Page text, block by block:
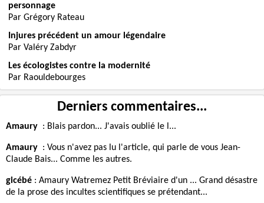
personnage
Par Grégory Rateau
Injures précédent un amour légendaire
Par Valéry Zabdyr
Les écologistes contre la modernité
Par Raouldebourges
Derniers commentaires...
Amaury : Blais pardon... J'avais oublié le l...
Amaury : Vous n'avez pas lu l'article, qui parle de vous Jean-
Claude Bais... Comme les autres.
gicébé: Amaury Watremez Petit Bréviaire d'un ... Grand désastre
de la prose des incultes scientifiques se prétendant...